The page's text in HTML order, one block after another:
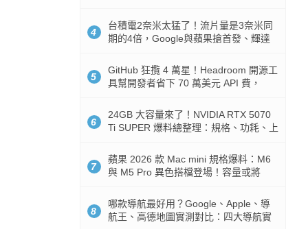
4
台積電2奈米太猛了！流片量是3奈米同
期的4倍，Google與蘋果搶首發、輝達
5
GitHub 狂攬 4 萬星！Headroom 開源工
具幫開發者省下 70 萬美元 API 費，
6
24GB 大容量來了！NVIDIA RTX 5070
Ti SUPER 爆料總整理：規格、功耗、上
7
蘋果 2026 款 Mac mini 規格爆料：M6
與 M5 Pro 異色搭檔登場！容量或將
8
哪款導航最好用？Google、Apple、導
航王、高德地圖實測對比：四大導航實